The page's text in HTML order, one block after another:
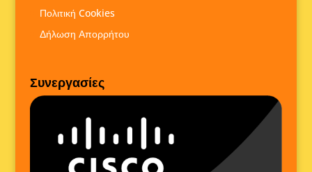
Πολιτική Cookies
Δήλωση Απορρήτου
Συνεργασίες